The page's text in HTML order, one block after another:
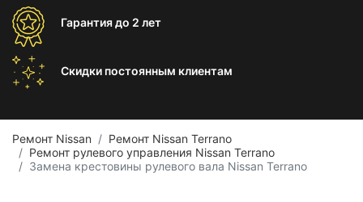
Гарантиядо 2 лет
Скидки постоянным клиентам
Ремонт Nissan
Ремонт Nissan Terrano
Ремонт рулевого управления Nissan Terrano
Замена крестовины рулевого вала Nissan Terrano